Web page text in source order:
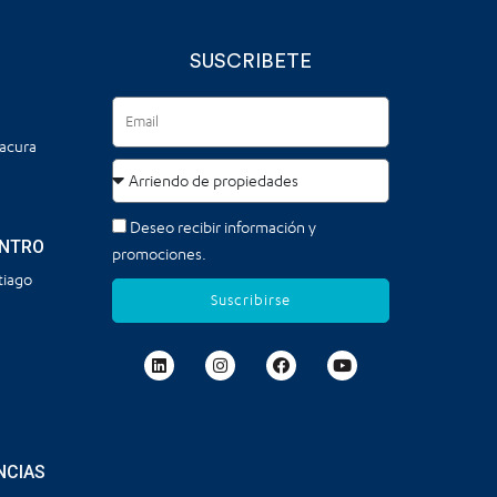
SUSCRIBETE
Deseo recibir información y
promociones.
Suscribirse